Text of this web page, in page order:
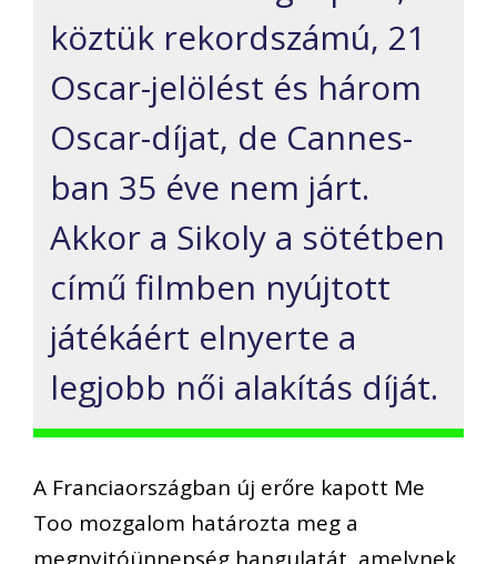
köztük rekordszámú, 21
Oscar-jelölést és három
Oscar-díjat, de Cannes-
ban 35 éve nem járt.
Akkor a Sikoly a sötétben
című filmben nyújtott
játékáért elnyerte a
legjobb női alakítás díját.
A Franciaországban új erőre kapott Me
Too mozgalom határozta meg a
megnyitóünnepség hangulatát, amelynek